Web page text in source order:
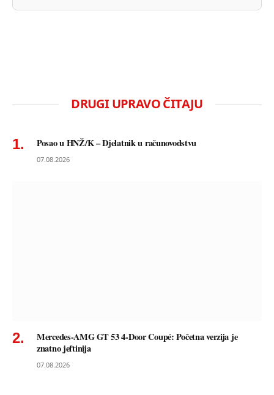
DRUGI UPRAVO ČITAJU
Posao u HNŽ/K – Djelatnik u računovodstvu
07.08.2026
Mercedes-AMG GT 53 4-Door Coupé: Početna verzija je
znatno jeftinija
07.08.2026